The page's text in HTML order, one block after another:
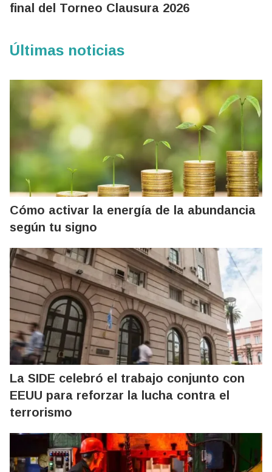
final del Torneo Clausura 2026
Últimas noticias
Cómo activar la energía de la abundancia
según tu signo
La SIDE celebró el trabajo conjunto con
EEUU para reforzar la lucha contra el
terrorismo